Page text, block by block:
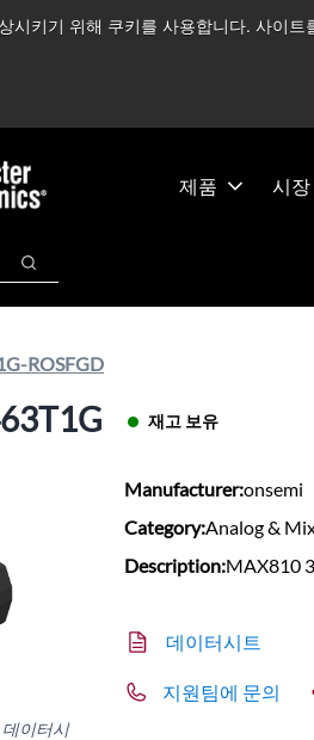
시키기 위해 쿠키를 사용합니다. 사이
중동 지역 상황을 지속적
제품 시장
검색
ROSFGD
재고 보유
이터시
Manufacturer:onsemi
Category:Analog &
Description:MAX810
데이터시트
지원팀에 문의